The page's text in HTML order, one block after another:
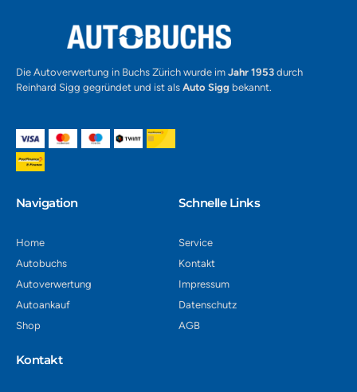
Die Autoverwertung in Buchs Zürich wurde im Jahr 1953durch
Reinhard Sigg gegründet und ist als Auto Sigg bekannt.
Navigation​
Home
Autobuchs
Autoverwertung
Autoankauf
Shop
Schnelle Links
Service
Kontakt
Impressum
Datenschutz
AGB
Kontakt